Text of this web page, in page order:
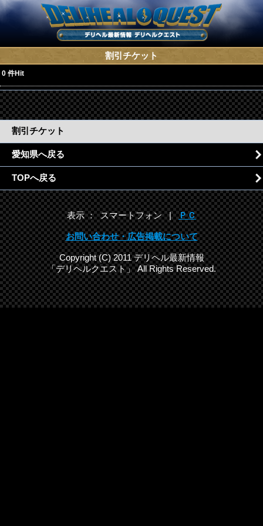
割引チケット
0 件Hit
割引チケット
愛知県へ戻る
TOPへ戻る
表示 ： スマートフォン |ＰＣ
お問い合わせ・広告掲載について
Copyright (C) 2011 デリヘル最新情報
「デリヘルクエスト」 All Rights Reserved.